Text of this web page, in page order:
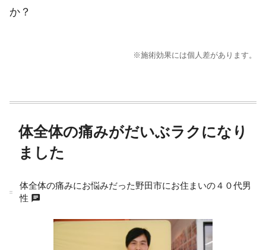
か？
※施術効果には個人差があります。
体全体の痛みがだいぶラクになり
ました
体全体の痛みにお悩みだった野田市にお住まいの４０代男
性 chat